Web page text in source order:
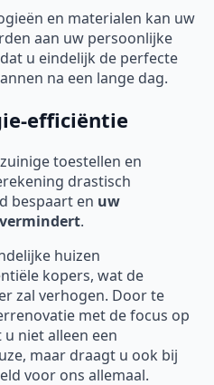
en materialen kan uw
aan uw persoonlijke
u eindelijk de perfecte
na een lange dag.
efficiëntie
toestellen en
drastisch
bespaart en uw
.
huizen
kopers, wat de
zal verhogen. Door te
met de focus op
niet alleen een
maar draagt u ook bij
voor ons allemaal.